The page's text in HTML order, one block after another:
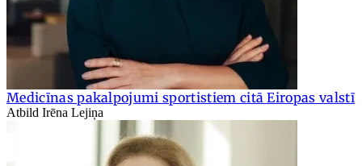
Medicīnas pakalpojumi sportistiem citā Eiropas valstī
Atbild Irēna Lejiņa